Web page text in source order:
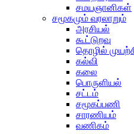
சமயஞானிகள்
சமூகமும் வரலாறும்
அரசியல்
கூட்டுறவு
தொழில்
கல்வி
கலை
பொருளியல்
சட்டம்
சமூகப்பணி
சாரணியம்
வணிகம்